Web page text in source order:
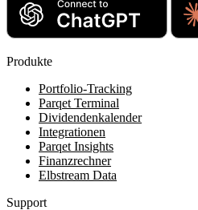
Produkte
Portfolio-Tracking
Parqet Terminal
Dividendenkalender
Integrationen
Parqet Insights
Finanzrechner
Elbstream Data
Support